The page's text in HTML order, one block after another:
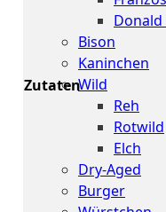
Donald
Bison
Kaninchen
Wild
Reh
Rotwild
Elch
Dry-Aged
Burger
Zutaten